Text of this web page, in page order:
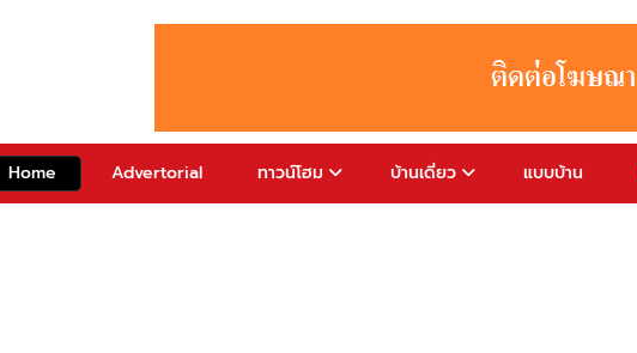
Home Advertorial ทาวน์โฮม บ้านเดี่ยว แบบบ้าน